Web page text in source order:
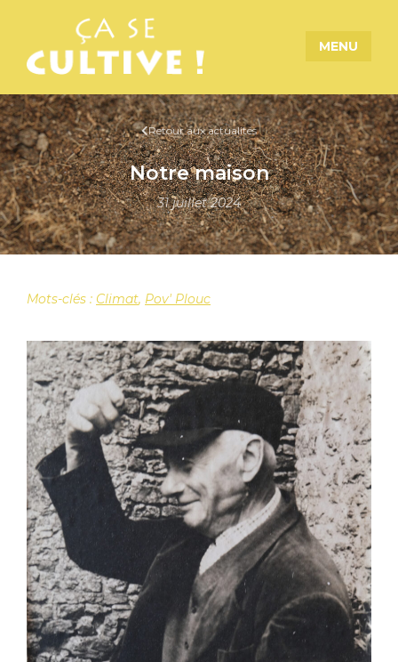
MENU
Retour aux actualités
Notre maison
31 juillet 2024
Mots-clés : Climat, Pov' Plouc